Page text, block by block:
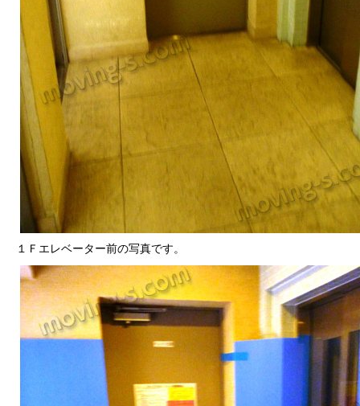
１Ｆエレベーター前の写真です。